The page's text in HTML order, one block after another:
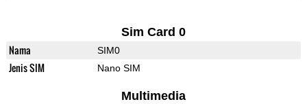
Sim Card 0
Nama SIM0
Jenis SIM Nano SIM
Multimedia